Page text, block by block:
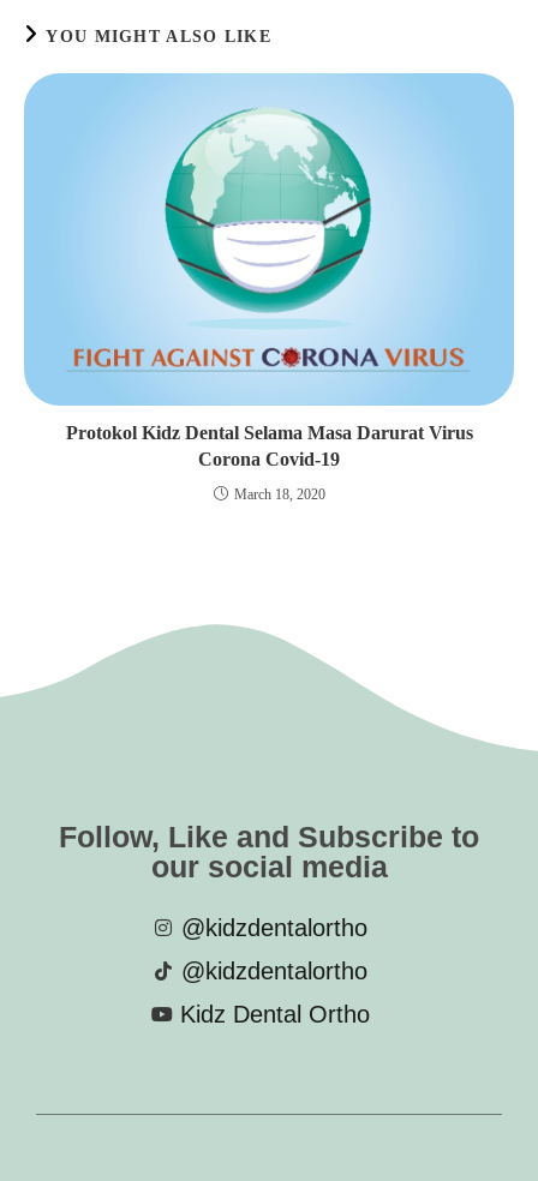
YOU MIGHT ALSO LIKE
Protokol Kidz Dental Selama Masa Darurat Virus
Corona Covid-19
March 18, 2020
Follow, Like and Subscribe to
our social media
@kidzdentalortho
@kidzdentalortho
Kidz Dental Ortho